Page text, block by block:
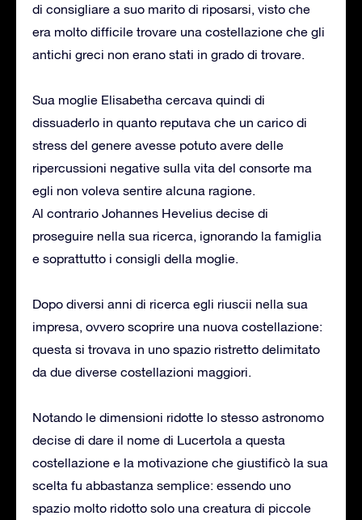
di consigliare a suo marito di riposarsi, visto che
era molto difficile trovare una costellazione che gli
antichi greci non erano stati in grado di trovare.
Sua moglie Elisabetha cercava quindi di
dissuaderlo in quanto reputava che un carico di
stress del genere avesse potuto avere delle
ripercussioni negative sulla vita del consorte ma
egli non voleva sentire alcuna ragione.
Al contrario Johannes Hevelius decise di
proseguire nella sua ricerca, ignorando la famiglia
e soprattutto i consigli della moglie.
Dopo diversi anni di ricerca egli riuscii nella sua
impresa, ovvero scoprire una nuova costellazione:
questa si trovava in uno spazio ristretto delimitato
da due diverse costellazioni maggiori.
Notando le dimensioni ridotte lo stesso astronomo
decise di dare il nome di Lucertola a questa
costellazione e la motivazione che giustificò la sua
scelta fu abbastanza semplice: essendo uno
spazio molto ridotto solo una creatura di piccole